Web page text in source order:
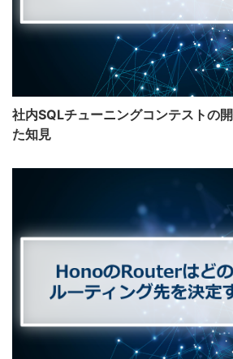
社内SQLチューニングコンテストの
た知見